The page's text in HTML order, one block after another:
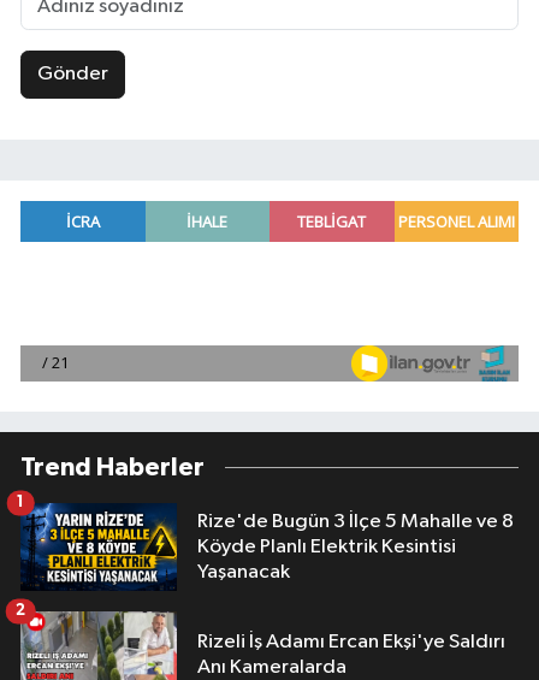
Gönder
Trend Haberler
Rize'de Bugün 3 İlçe 5 Mahalle ve 8
Köyde Planlı Elektrik Kesintisi
Yaşanacak
1
Rizeli İş Adamı Ercan Ekşi'ye Saldırı
Anı Kameralarda
2